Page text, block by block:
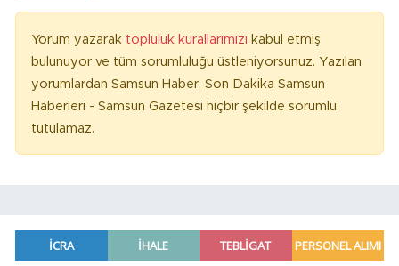
Yorum yazarak topluluk kurallarımızı kabul etmiş
bulunuyor ve tüm sorumluluğu üstleniyorsunuz. Yazılan
yorumlardan Samsun Haber, Son Dakika Samsun
Haberleri - Samsun Gazetesi hiçbir şekilde sorumlu
tutulamaz.